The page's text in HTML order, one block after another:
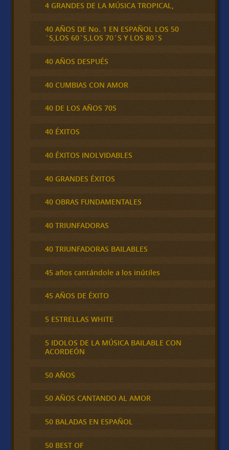
4 GRANDES DE LA MÚSICA TROPICAL,
40 AÑOS DE No. 1 EN ESPAÑOL LOS 50
´S,LOS 60´S,LOS 70´S Y LOS 80´S
40 AÑOS DESPUÉS
40 CUMBIAS CON AMOR
40 DE LOS AÑOS 70S
40 ÉXITOS
40 ÉXITOS INOLVIDABLES
40 GRANDES ÉXITOS
40 OBRAS FUNDAMENTALES
40 TRIUNFADORAS
40 TRIUNFADORAS BAILABLES
45 años cantándole a los inútiles
45 AÑOS DE ÉXITO
5 ESTRELLAS WHITE
5 IDOLOS DE LA MÚSICA BAILABLE CON
ACORDEÓN
50 AÑOS
50 AÑOS CANTANDO AL AMOR
50 BALADAS EN ESPAÑOL
50 BEST OF